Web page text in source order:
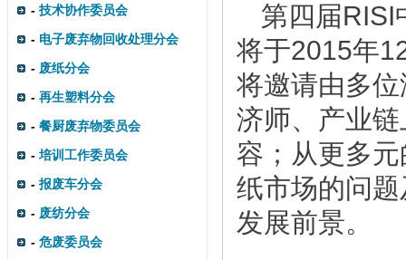
- 技术协作委员会
- 电子废弃物回收处理分会
- 废纸分会
- 再生塑料分会
- 餐厨废弃物委员会
-培训工作委员会
- 报废车分会
- 废纺分会
- 危废委员会
第四届RISI
将于2015年
将邀请由多
济师、产业
容；从更多
纸市场的问
发展前景。